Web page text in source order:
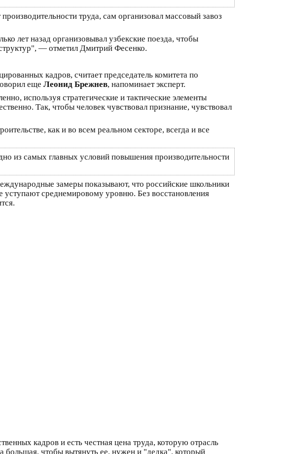
труда, сам организовал массовый завоз
лет назад организовывал узбекские поезда, чтобы
— отметил Дмитрий Фесенко.
кадров, считает председатель комитета по
еще Леонид Брежнев, напоминает эксперт.
используя стратегические и тактические элементы
Так, чтобы человек чувствовал признание, чувствовал
как и во всем реальном секторе, всегда и все
из самых главных условий повышения производительности
замеры показывают, что российские школьники
среднемировому уровню. Без восстановления
кадров и есть честная цена труда, которую отрасль
большая, чтобы вытянуть ее, нужен и "дедка", который